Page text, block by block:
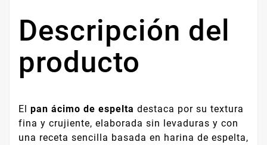
Descripción del
producto
El pan ácimo de espelta destaca por su textura
fina y crujiente, elaborada sin levaduras y con
una receta sencilla basada en harina de espelta,